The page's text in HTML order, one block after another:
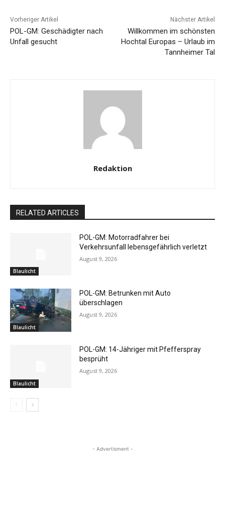
Vorheriger Artikel
POL-GM: Geschädigter nach
Unfall gesucht
Nächster Artikel
Willkommen im schönsten
Hochtal Europas – Urlaub im
Tannheimer Tal
Redaktion
RELATED ARTICLES
Blaulicht
POL-GM: Motorradfahrer bei
Verkehrsunfall lebensgefährlich verletzt
August 9, 2026
Blaulicht
POL-GM: Betrunken mit Auto
überschlagen
August 9, 2026
Blaulicht
POL-GM: 14-Jähriger mit Pfefferspray
besprüht
August 9, 2026
- Advertisment -